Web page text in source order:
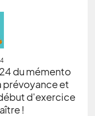
du mémento
prévoyance et
d'exercice
!